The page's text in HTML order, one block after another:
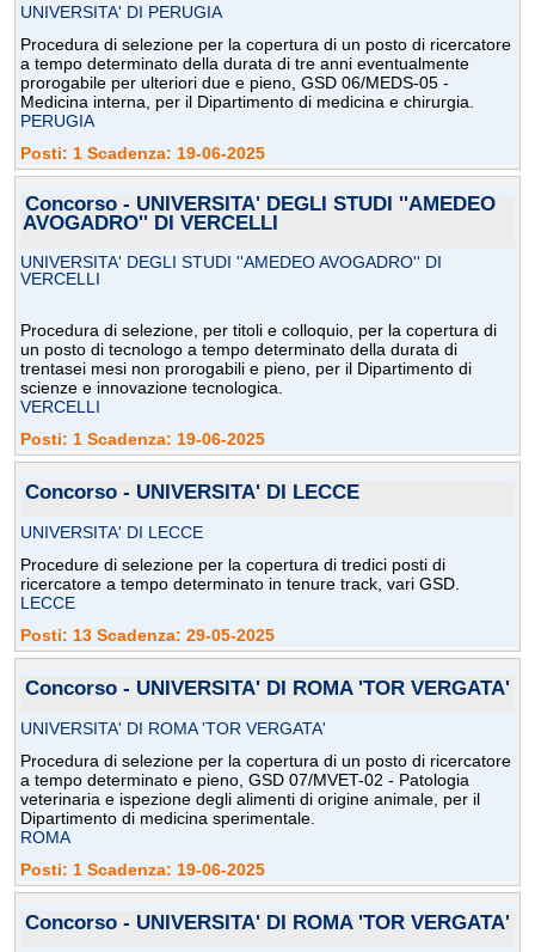
UNIVERSITA' DI PERUGIA
Procedura di selezione per la copertura di un posto di ricercatore
a tempo determinato della durata di tre anni eventualmente
prorogabile per ulteriori due e pieno, GSD 06/MEDS-05 -
Medicina interna, per il Dipartimento di medicina e chirurgia.
PERUGIA
Posti: 1 Scadenza: 19-06-2025
Concorso - UNIVERSITA' DEGLI STUDI ''AMEDEO
AVOGADRO'' DI VERCELLI
UNIVERSITA' DEGLI STUDI ''AMEDEO AVOGADRO'' DI
VERCELLI
Procedura di selezione, per titoli e colloquio, per la copertura di
un posto di tecnologo a tempo determinato della durata di
trentasei mesi non prorogabili e pieno, per il Dipartimento di
scienze e innovazione tecnologica.
VERCELLI
Posti: 1 Scadenza: 19-06-2025
Concorso - UNIVERSITA' DI LECCE
UNIVERSITA' DI LECCE
Procedure di selezione per la copertura di tredici posti di
ricercatore a tempo determinato in tenure track, vari GSD.
LECCE
Posti: 13 Scadenza: 29-05-2025
Concorso - UNIVERSITA' DI ROMA 'TOR VERGATA'
UNIVERSITA' DI ROMA 'TOR VERGATA'
Procedura di selezione per la copertura di un posto di ricercatore
a tempo determinato e pieno, GSD 07/MVET-02 - Patologia
veterinaria e ispezione degli alimenti di origine animale, per il
Dipartimento di medicina sperimentale.
ROMA
Posti: 1 Scadenza: 19-06-2025
Concorso - UNIVERSITA' DI ROMA 'TOR VERGATA'